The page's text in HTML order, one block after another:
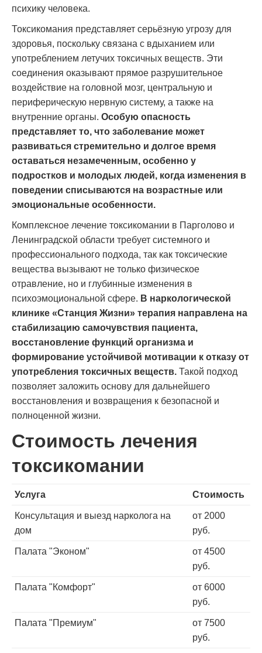
психику человека.
Токсикомания представляет серьёзную угрозу для
здоровья, поскольку связана с вдыханием или
употреблением летучих токсичных веществ. Эти
соединения оказывают прямое разрушительное
воздействие на головной мозг, центральную и
периферическую нервную систему, а также на
внутренние органы. Особую опасность
представляет то, что заболевание может
развиваться стремительно и долгое время
оставаться незамеченным, особенно у
подростков и молодых людей, когда изменения в
поведении списываются на возрастные или
эмоциональные особенности.
Комплексное лечение токсикомании в Парголово и
Ленинградской области требует системного и
профессионального подхода, так как токсические
вещества вызывают не только физическое
отравление, но и глубинные изменения в
психоэмоциональной сфере. В наркологической
клинике «Станция Жизни» терапия направлена на
стабилизацию самочувствия пациента,
восстановление функций организма и
формирование устойчивой мотивации к отказу от
употребления токсичных веществ. Такой подход
позволяет заложить основу для дальнейшего
восстановления и возвращения к безопасной и
полноценной жизни.
Стоимость лечения
токсикомании
Услуга Стоимость
Консультация и выезд нарколога на
дом
от 2000
руб.
Палата "Эконом"
от 4500
руб.
Палата "Комфорт"
от 6000
руб.
Палата "Премиум"
от 7500
руб.